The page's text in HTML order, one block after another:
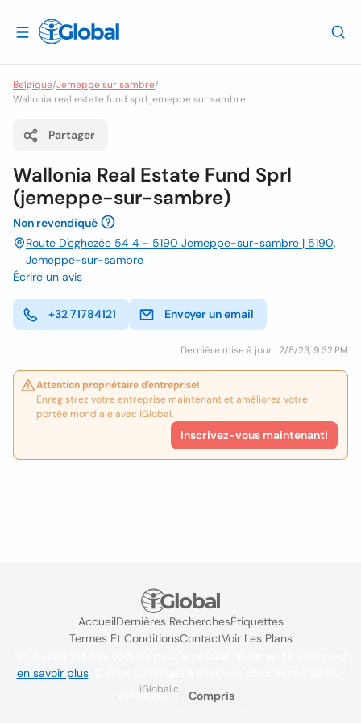
Belgique/Jemeppe sur sambre/
Wallonia real estate fund sprl jemeppe sur sambre
Partager
Wallonia Real Estate Fund Sprl
(jemeppe-sur-sambre)
Non revendiqué
Route D'eghezée 54 4 - 5190 Jemeppe-sur-sambre | 5190,
Jemeppe-sur-sambre
Écrire un avis
+32 71784121 Envoyer un email
Dernière mise à jour : 2/8/23, 9:32 PM
Attention propriétaire d'entreprise!
Enregistrez votre entreprise maintenant et améliorez votre
portée mondiale avec iGlobal.
Inscrivez-vous maintenant!
AccueilDernières RecherchesÉtiquettes
Termes Et ConditionsContactVoir Les Plans
iGlobal.co @ 2024
en savoir plus. Si vous continuez à naviguer, vous acceptez leur
utilisation.
Compris